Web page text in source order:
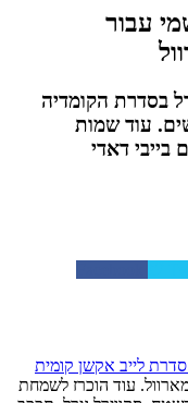
עבור
בסדרת הקומדיה
עוד שמות
בייבי דאדי
סדרת לייב אקשן קומית
. עוד הוכרז לשמחת